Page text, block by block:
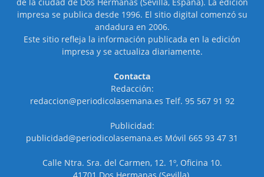
impresa se publica desde 1996. El sitio digital comenzó su
andadura en 2006.
Este sitio refleja la información publicada en la edición
impresa y se actualiza diariamente.
Contacta
Redacción:
redaccion@periodicolasemana.es Telf. 95 567 91 92
Publicidad:
publicidad@periodicolasemana.es Móvil 665 93 47 31
Calle Ntra. Sra. del Carmen, 12. 1º, Oficina 10.